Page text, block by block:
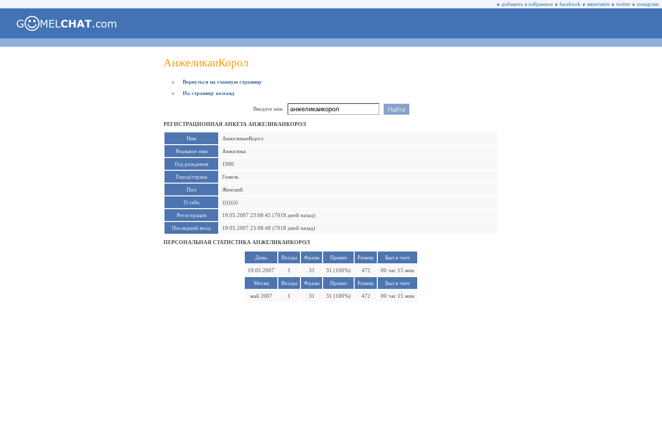
● добавить в избранное ● facebook ● вконтакте ● twitter ● instagram
АнжеликаиКорол
●
Вернуться на главную страницу
●
На страницу команд
Введите ник:
РЕГИСТРАЦИОННАЯ АНКЕТА АНЖЕЛИКАИКОРОЛ
Ник АнжеликаиКорол
Реальное имя Анжелика
Год рождения 1990
Город/страна Гомель
Пол Женский
О себе ))))))))
Регистрация 19.05.2007 23:08:45 (7018 дней назад)
Последний вход 19.05.2007 23:08:48 (7018 дней назад)
ПЕРСОНАЛЬНАЯ СТАТИСТИКА АНЖЕЛИКАИКОРОЛ
День Входы Фразы Приват Размер Был в чате
19.05.2007 1 31 31 (100%) 472 00 час 15 мин
Месяц Входы Фразы Приват Размер Был в чате
май 2007 1 31 31 (100%) 472 00 час 15 мин